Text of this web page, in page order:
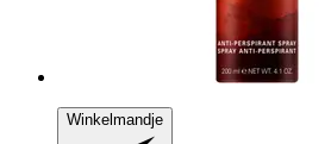
Winkelmandje